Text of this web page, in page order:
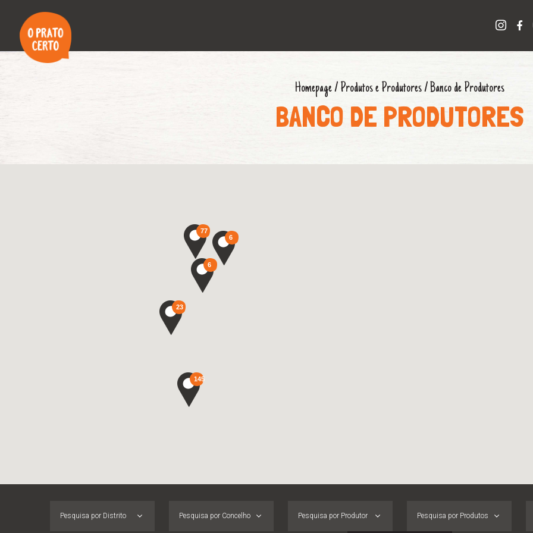
Homepage/ Produtos e Produtores/ Banco de Produtores
BANCO DE PRODUTORES
145
6
23
77
6
Pesquisa por Distrito Pesquisa por Concelho Pesquisa por Produtor Pesquisa por Produtos